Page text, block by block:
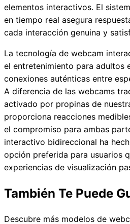
elementos interactivos. El
en tiempo real asegura
cada interacción genuina y
La tecnología de webcam
el entretenimiento para adultos
conexiones auténticas entre
A diferencia de las webcams
activado por propinas de
proporciona reacciones
el compromiso para ambas
interactivo bidireccional ha
opción preferida para usuarios
experiencias de visualización
También Te Puede
Descubre más modelos de